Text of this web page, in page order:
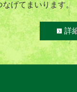
げてまいります。
詳